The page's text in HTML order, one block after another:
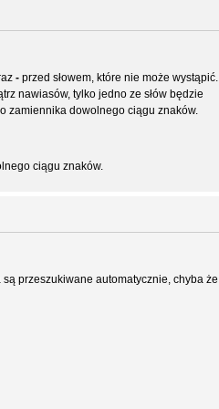
- przed słowem, które nie może wystąpić.
nawiasów, tylko jedno ze słów będzie
zamiennika dowolnego ciągu znaków.
ciągu znaków.
przeszukiwane automatycznie, chyba że